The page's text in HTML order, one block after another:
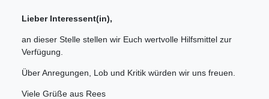
Lieber Interessent(in),
an dieser Stelle stellen wir Euch wertvolle Hilfsmittel zur
Verfügung.
Über Anregungen, Lob und Kritik würden wir uns freuen.
Viele Grüße aus Rees